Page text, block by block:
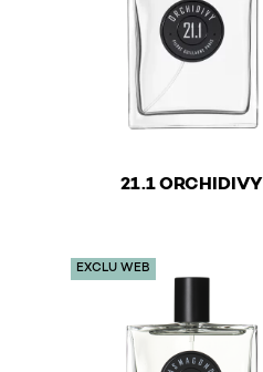
21.1 ORCHIDIVY
EXCLU WEB